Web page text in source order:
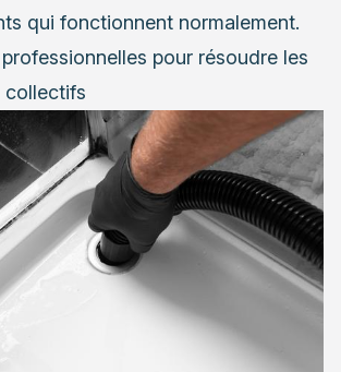
qui fonctionnent normalement.
pour résoudre les
collectifs